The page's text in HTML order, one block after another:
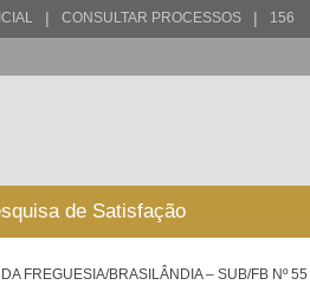
| CONSULTAR PROCESSOS | 156
de Satisfação
FREGUESIA/BRASILÂNDIA – SUB/FB Nº